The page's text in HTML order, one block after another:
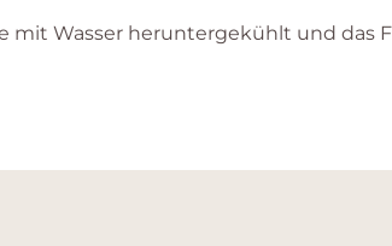
mit Wasser heruntergekühlt und das